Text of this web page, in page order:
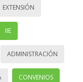
EXTENSIÓN
IIE
ADMINISTRACIÓN
CONVENIOS